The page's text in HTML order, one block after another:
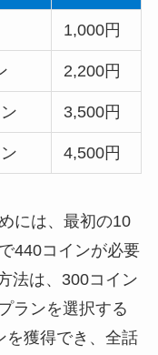
1,000円
2,200円
3,500円
4,500円
には、最初の10
440コインが必要
法は、300コイン
ランを選択する
を獲得でき、全話